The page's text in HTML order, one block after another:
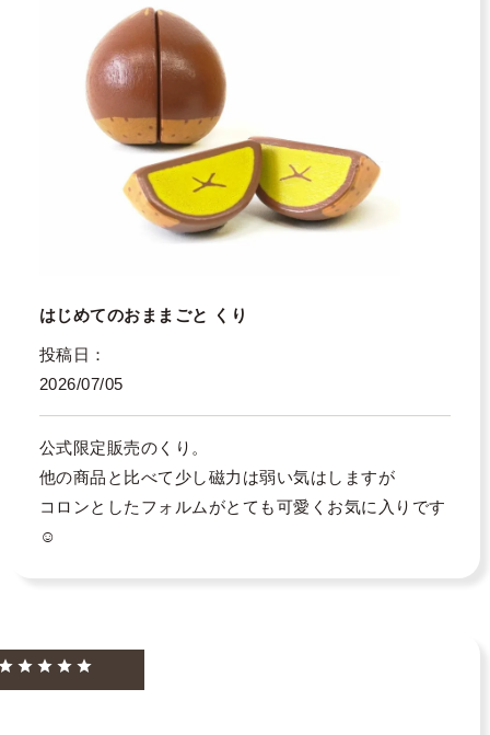
はじめてのおままごと くり
投稿日
2026/07/05
公式限定販売のくり。
他の商品と比べて少し磁力は弱い気はしますが
コロンとしたフォルムがとても可愛くお気に入りです
☺️